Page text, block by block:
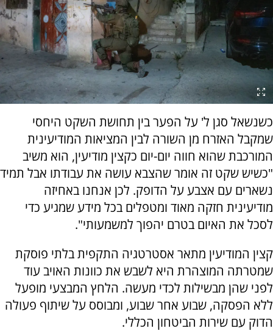
כשנשאל סגן ל' על הפער בין תחושת השקט היחסי
שמקבל האזרח מן השורה לבין המציאות המודיעינית
המורכבת שהוא חווה יום-יום כקצין מודיעין, הוא משיב
"כשיש שקט זה אומר שהצבא עושה את עבודתו אבל תמיד
נשארים עם אצבע על הדופק. לכן אנחנו באחיזה
מודיעינית חזקה מאוד ומטפלים בכל מידע שמגיע כדי
לסכל את האיום בטרם יהפוך למשמעותי".
קצין המודיעין מתאר אסטרטגיה התקפית בלתי פוסקת
שמטרתה המוצהרת היא לשבש את כוונות האויב עוד
לפני שהן מבשילות לכדי מעשה. הלחץ המבצעי מופעל
ללא הפסקה, שבוע אחר שבוע, ומבוסס על שיתוף פעולה
הדוק עם שירות הביטחון הכללי.